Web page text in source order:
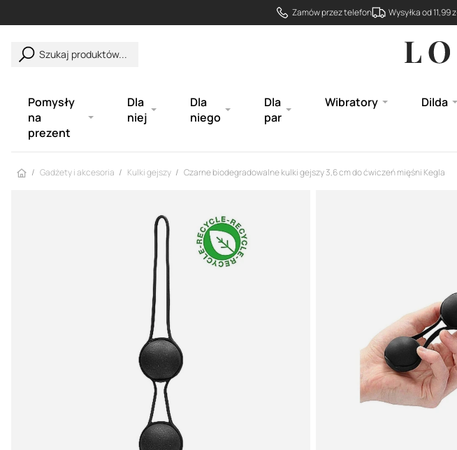
Zamów przez telefon Wysyłka od 11,99
Szukaj produktów...
Pomysły
na
prezent
Dla
niej
Dla
niego
Dla
par
Wibratory Dilda
Strona główna
Gadżety i akcesoria Kulki gejszy Czarne biodegradowalne kulki gejszy 3,6 cm do ćwiczeń mięśni Kegla